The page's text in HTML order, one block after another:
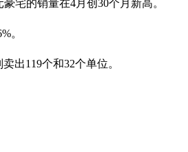
宅的销量在4月创30个月新高。
。
出119个和32个单位。